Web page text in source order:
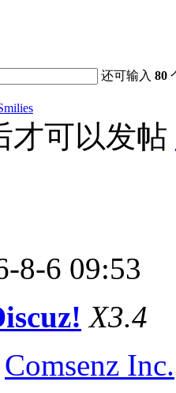
还可输入80
才可以发帖
8-6 09:53
X3.4
Comsenz Inc.